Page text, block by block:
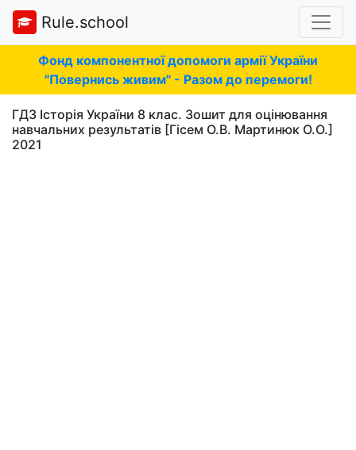
Rule.school
Фонд компонентної допомоги армії України
"Повернись живим" - Разом до перемоги!
ГДЗ Історія України 8 клас. Зошит для оцінювання
навчальних результатів [Гісем О.В. Мартинюк О.О.]
2021